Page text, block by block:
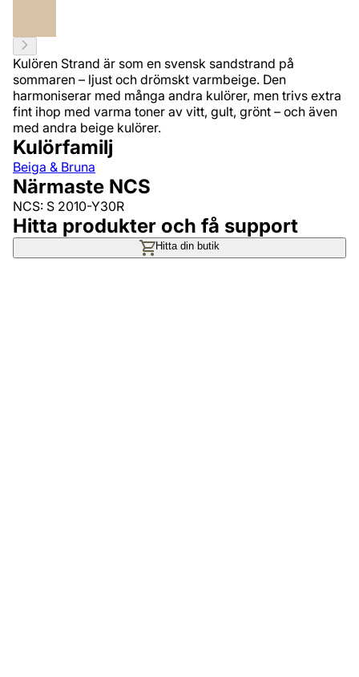
Kulören Strand är som en svensk sandstrand på
sommaren – ljust och drömskt varmbeige. Den
harmoniserar med många andra kulörer, men trivs extra
fint ihop med varma toner av vitt, gult, grönt – och även
med andra beige kulörer.
Kulörfamilj
Beiga & Bruna
Närmaste NCS
NCS: S 2010-Y30R
Hitta produkter och få support
Hitta din butik